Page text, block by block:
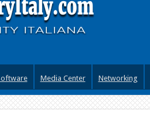
Media Center Networking